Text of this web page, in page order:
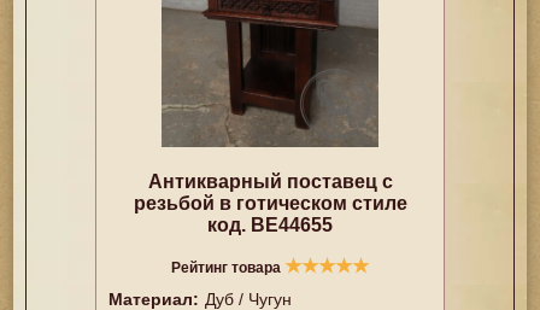
Антикварный поставец с
резьбой в готическом стиле
код. BE44655
Рейтинг товара ★★★★★
Материал: Дуб / Чугун